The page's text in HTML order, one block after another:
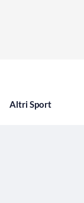
Altri Sport